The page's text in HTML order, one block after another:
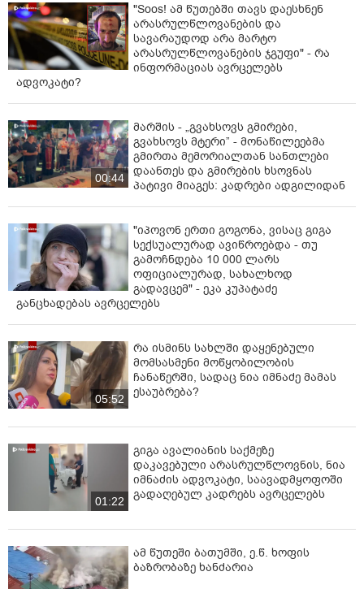
"Soos! ამ წუთებში თავს დაესხნენ
არასრულწლოვანების და
სავარაუდოდ არა მარტო
არასრულწლოვანების ჯგუფი" - რა
ინფორმაციას ავრცელებს
ადვოკატი?
00:44
მარშის - „გვახსოვს გმირები,
გვახსოვს მტერი” - მონაწილეებმა
გმირთა მემორიალთან სანთლები
დაანთეს და გმირების ხსოვნას
პატივი მიაგეს: კადრები ადგილიდან
"იპოვონ ერთი გოგონა, ვისაც გიგა
სექსუალურად ავიწროებდა - თუ
გამოჩნდება 10 000 ლარს
ოფიციალურად, სახალხოდ
გადავცემ" - ეკა კუპატაძე
განცხადებას ავრცელებს
05:52
რა ისმინს სახლში დაყენებული
მომსასმენი მოწყობილობის
ჩანაწერში, სადაც ნია იმნაძე მამას
ესაუბრება?
01:22
გიგა ავალიანის საქმეზე
დაკავებული არასრულწლოვნის, ნია
იმნაძის ადვოკატი, საავადმყოფოში
გადაღებულ კადრებს ავრცელებს
ამ წუთეში ბათუმში, ე.წ. ხოფის
ბაზრობაზე ხანძარია